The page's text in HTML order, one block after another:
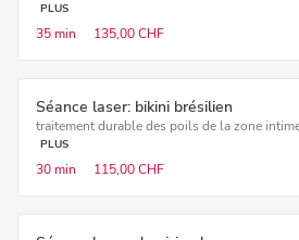
PLUS
35 min 135,00 CHF
Séance laser: bikini brésilien
traitement durable des poils de la zone
PLUS
30 min 115,00 CHF